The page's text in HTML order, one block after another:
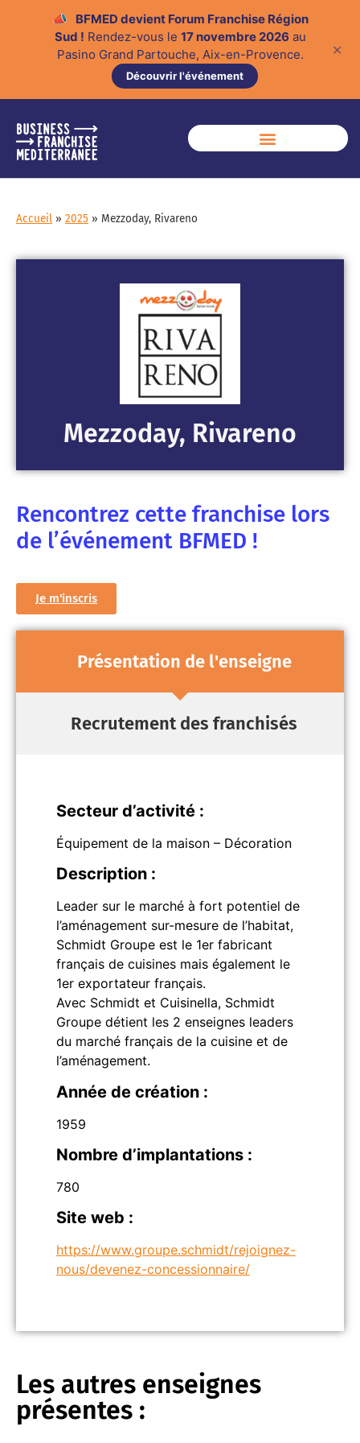
📣
BFMED devient Forum Franchise Région
Sud ! Rendez-vous le 17 novembre 2026 au
Pasino Grand Partouche, Aix-en-Provence.
Découvrir l'événement
✕
Accueil » 2025 » Mezzoday, Rivareno
Mezzoday, Rivareno
Rencontrez cette franchise lors
de l’événement BFMED !
Je m'inscris
Présentation de l'enseigne
Recrutement des franchisés
Secteur d’activité :
Équipement de la maison – Décoration
Description :
Leader sur le marché à fort potentiel de
l’aménagement sur-mesure de l’habitat,
Schmidt Groupe est le 1er fabricant
français de cuisines mais également le
1er exportateur français.
Avec Schmidt et Cuisinella, Schmidt
Groupe détient les 2 enseignes leaders
du marché français de la cuisine et de
l’aménagement.
Année de création :
1959
Nombre d’implantations :
780
Site web :
https://www.groupe.schmidt/rejoignez-
nous/devenez-concessionnaire/
Les autres enseignes
présentes :